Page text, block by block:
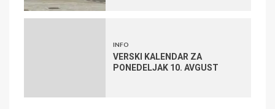
INFO
VERSKI KALENDAR ZA
PONEDELJAK 10. AVGUST